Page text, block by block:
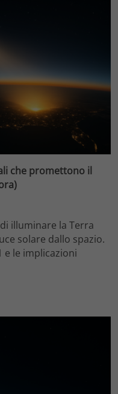
che promettono il
illuminare la Terra
solare dallo spazio.
e le implicazioni